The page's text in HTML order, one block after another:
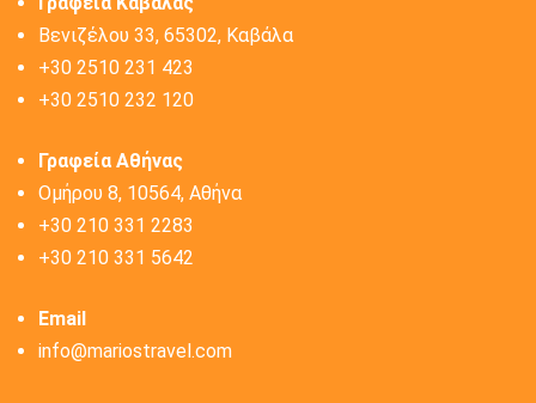
Βενιζέλου 33, 65302, Καβάλα
+30 2510 231 423
+30 2510 232 120
Γραφεία Αθήνας
Ομήρου 8, 10564, Αθήνα
+30 210 331 2283
+30 210 331 5642
Email
info@mariostravel.com